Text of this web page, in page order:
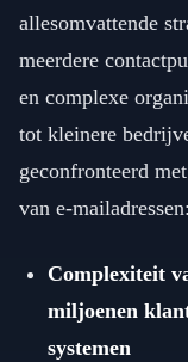
allesomvattende
meerdere
en complexe
tot kleinere
geconfronteerd
van e-mailadressen:
Complexiteit
miljoenen
systemen